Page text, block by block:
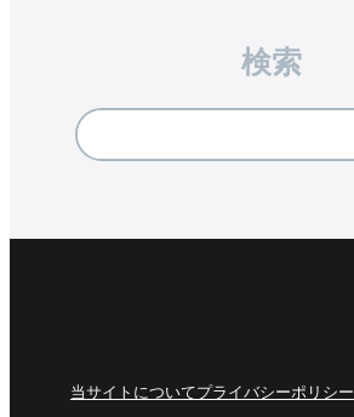
検索
当サイトについてプライバシーポリシー